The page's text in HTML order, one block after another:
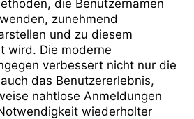
die Benutzernamen
zunehmend
und zu diesem
wird. Die moderne
verbessert nicht nur die
das Benutzererlebnis,
nahtlose Anmeldungen
wiederholter